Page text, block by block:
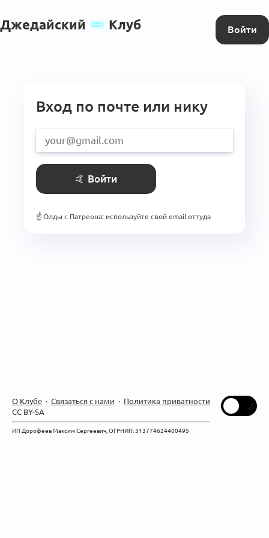
Джедайский Клуб Войти
Вход по почте или нику
🤙 Войти
☝️ Олды с Патреона: используйте свой email оттуда
О Клубе · Связаться с нами · Политика приватности
CC BY-SA
ИП Дорофеев Максим Сергеевич, ОГРНИП: 313774624400495